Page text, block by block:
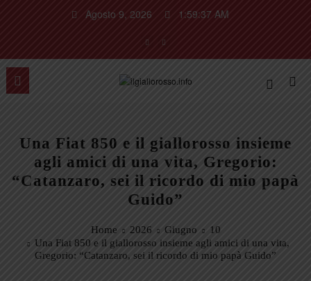
Agosto 9, 2026 1:59:38 AM
Una Fiat 850 e il giallorosso insieme
agli amici di una vita, Gregorio:
“Catanzaro, sei il ricordo di mio papà
Guido”
Home 2026 Giugno
10
Una Fiat 850 e il giallorosso insieme agli amici di una vita,
Gregorio: “Catanzaro, sei il ricordo di mio papà Guido”